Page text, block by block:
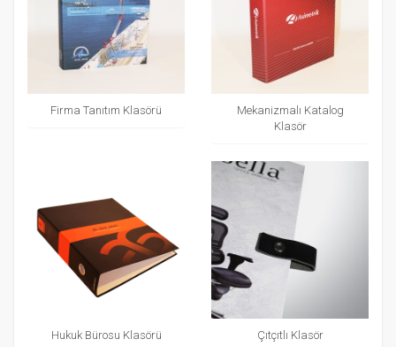
Firma Tanıtım Klasörü
Mekanizmalı Katalog
Klasör
Hukuk Bürosu Klasörü Çıtçıtlı Klasör